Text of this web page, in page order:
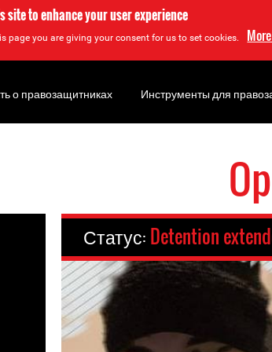
site to enhance your user experience
page you are giving your consent for us to set cookies.
Статус: Detention
о правозащитниках Инструменты для